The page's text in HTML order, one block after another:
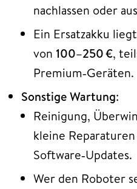
nachlassen oder
Ein Ersatzakku
von 100–250 €,
Premium‑Geräten.
Sonstige Wartung:
Reinigung,
kleine
Software‑Updates.
Wer den Roboter